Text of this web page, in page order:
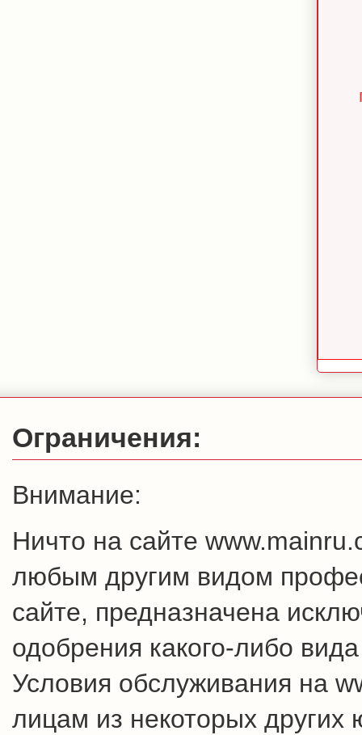
Ограничения:
Внимание:
Ничто на сайте
любым другим видом
сайте, предназначена
одобрения какого-либо
Условия обслуживания на
лицам из некоторых других